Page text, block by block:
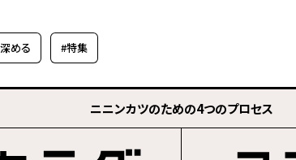
める #特集
ニニンカツのための4つのプロセス